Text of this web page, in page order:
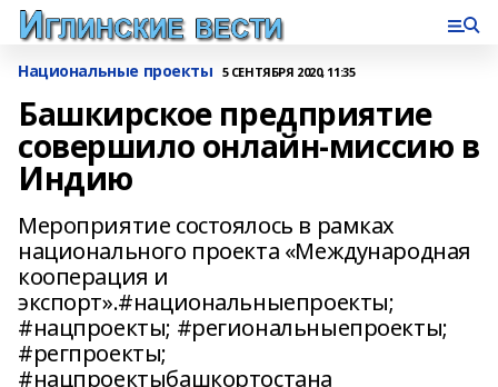
Национальные проекты 5 СЕНТЯБРЯ 2020, 11:35
Башкирское предприятие
совершило онлайн-миссию в
Индию
Мероприятие состоялось в рамках
национального проекта «Международная
кооперация и
экспорт».#национальныепроекты;
#нацпроекты; #региональныепроекты;
#регпроекты;
#нацпроектыбашкортостана